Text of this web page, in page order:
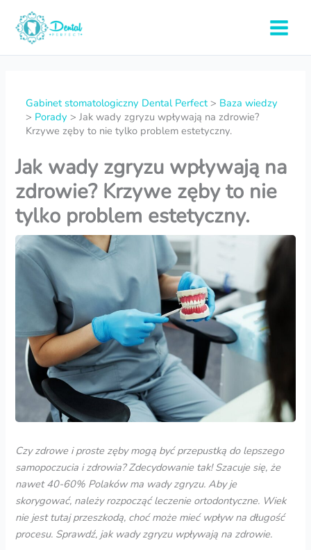
Przejdź
treści
Main
Gabinet stomatologiczny Dental Perfect> Baza wiedzy
> Porady >Jak wady zgryzu wpływają na zdrowie?
Krzywe zęby to nie tylko problem estetyczny.
Jak wady zgryzu wpływają na
zdrowie? Krzywe zęby to nie
tylko problem estetyczny.
Czy zdrowe i proste zęby mogą być przepustką do lepszego
samopoczucia i zdrowia? Zdecydowanie tak! Szacuje się, że
nawet 40-60% Polaków ma wady zgryzu. Aby je
skorygować, należy rozpocząć leczenie ortodontyczne. Wiek
nie jest tutaj przeszkodą, choć może mieć wpływ na długość
procesu. Sprawdź, jak wady zgryzu wpływają na zdrowie.